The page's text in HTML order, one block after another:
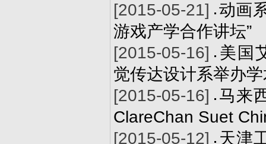
[2015-05-21] 动画
游戏产学合作讲坛”
[2015-05-16]
美国
觉传达设计系举办
[2015-05-16]
马来
ClareChan Suet
[2015-05-12]
天津